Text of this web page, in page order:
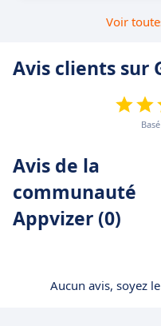
Voir
Avis clients sur
Avis de la
communauté
Appvizer (0)
Aucun avis, soyez